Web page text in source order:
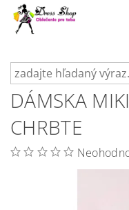
DÁMSKA
CHRBTE